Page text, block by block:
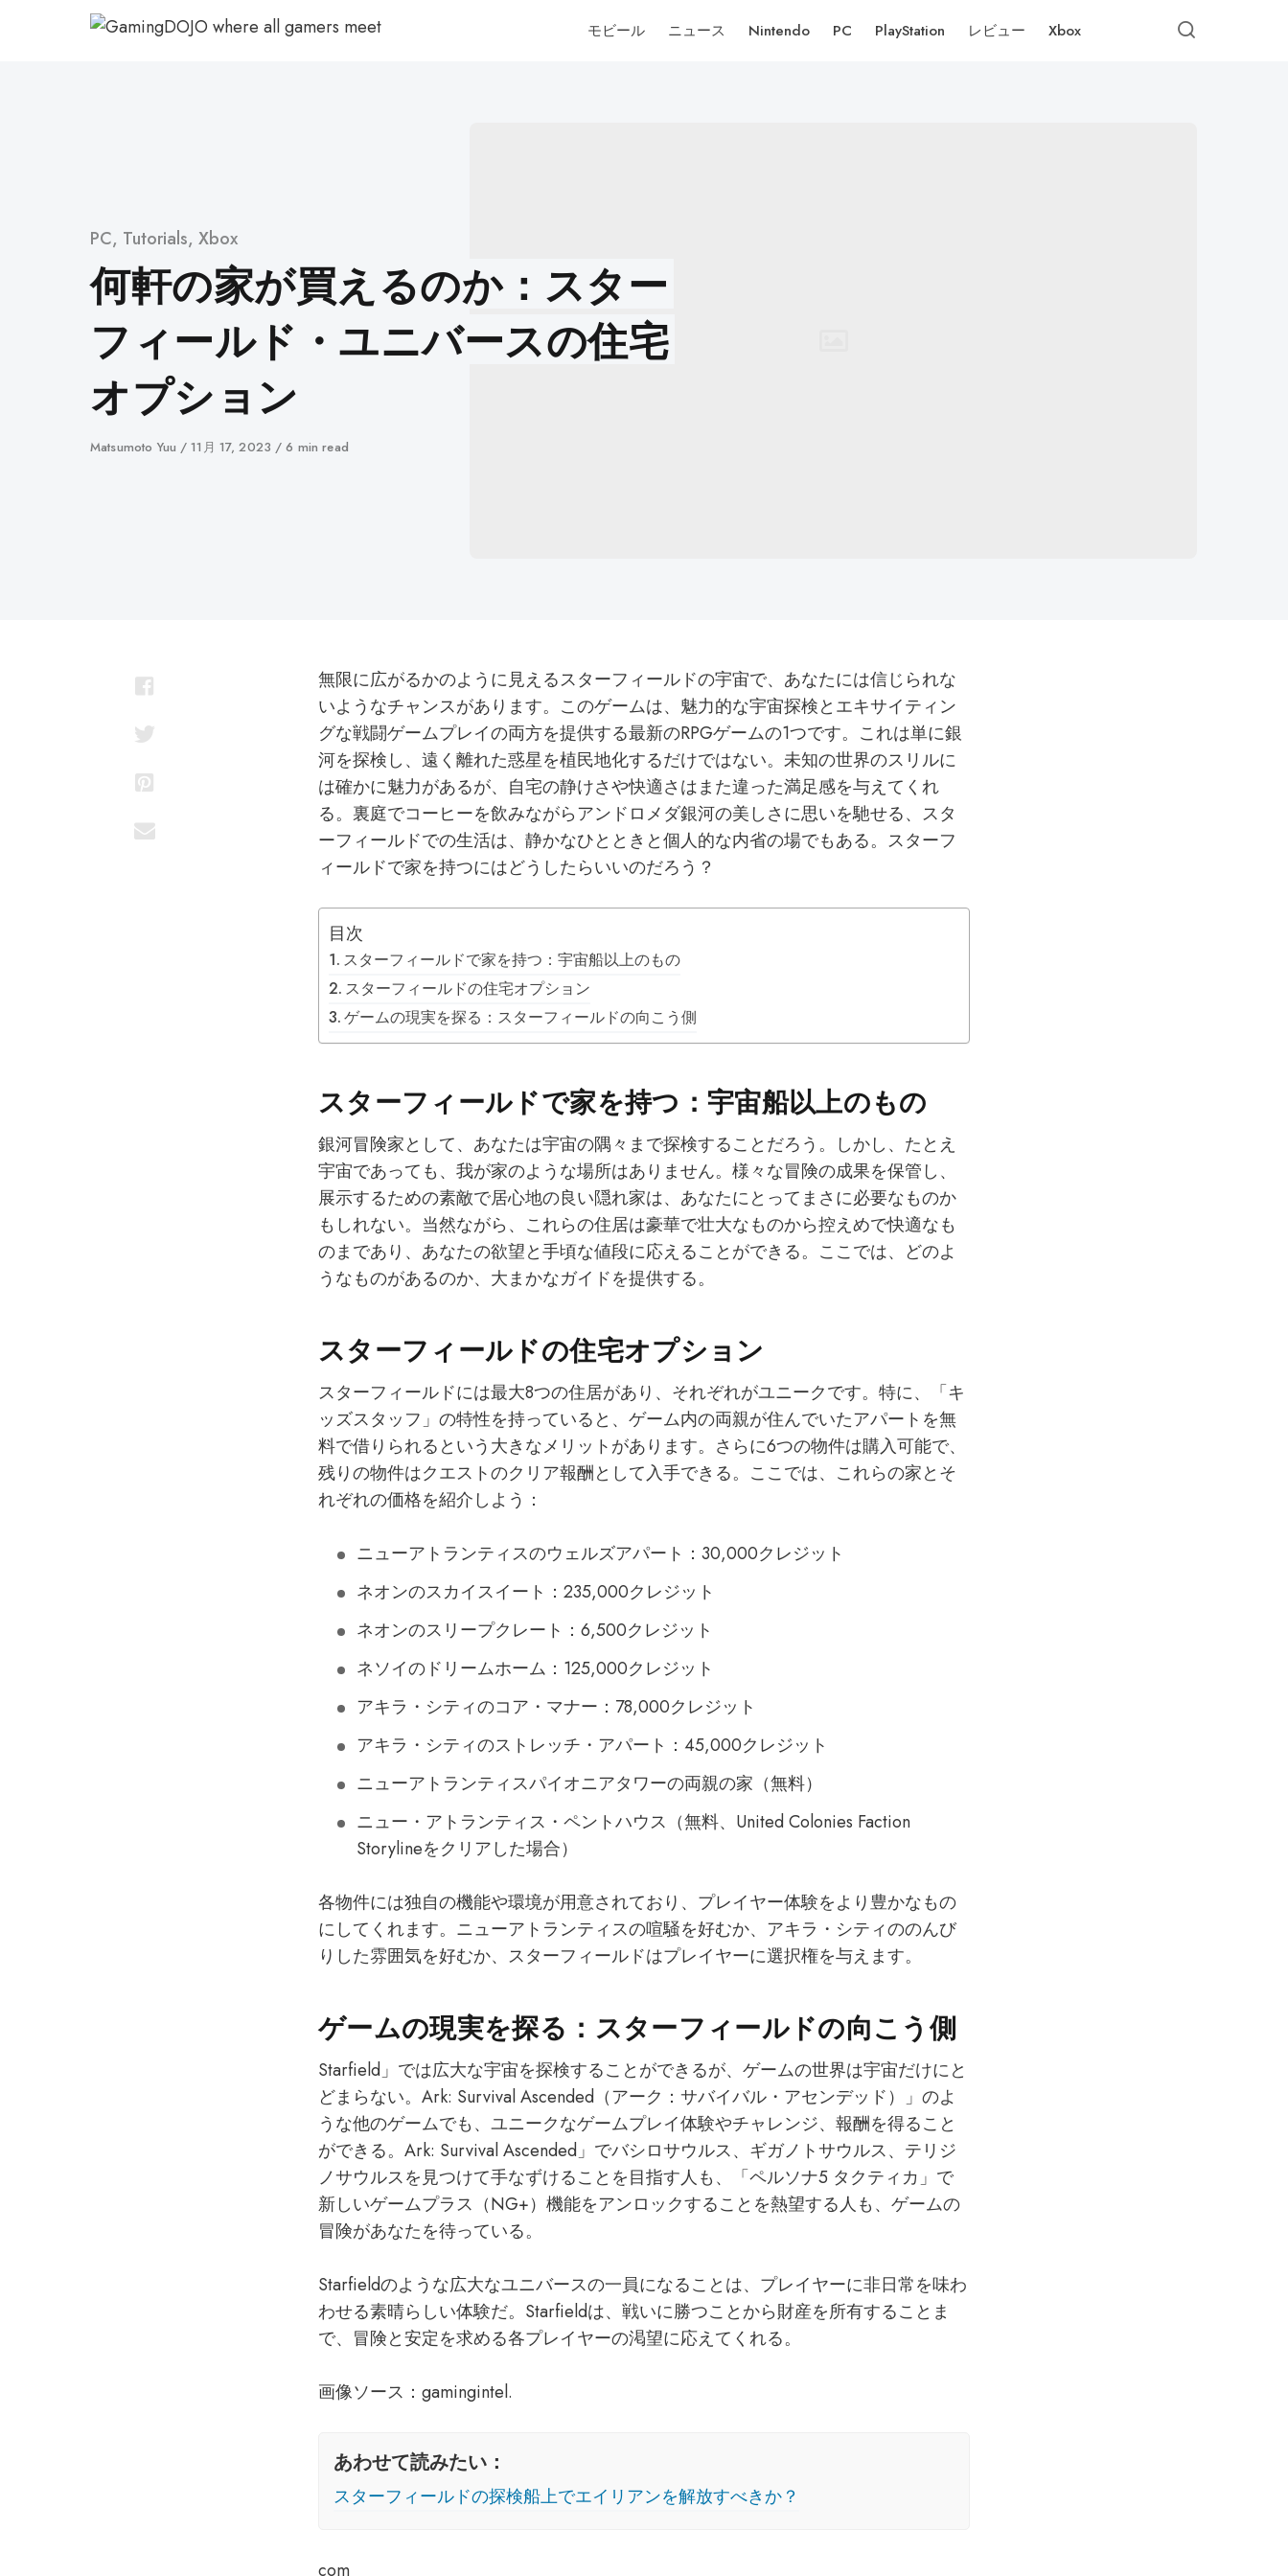
モビール ニュース Nintendo PC PlayStation レビュー Xbox
カ
テ
ゴ
ー
PC, Tutorials, Xbox
何軒の家が買えるのか：スター
フィールド・ユニバースの住宅
オプション
著
Matsumoto Yuu
に
11月 17, 2023 6 min read
無限に広がるかのように見えるスターフィールドの宇宙で、あなたには信じられな
いようなチャンスがあります。このゲームは、魅力的な宇宙探検とエキサイティン
グな戦闘ゲームプレイの両方を提供する最新のRPGゲームの1つです。これは単に銀
河を探検し、遠く離れた惑星を植民地化するだけではない。未知の世界のスリルに
は確かに魅力があるが、自宅の静けさや快適さはまた違った満足感を与えてくれ
る。裏庭でコーヒーを飲みながらアンドロメダ銀河の美しさに思いを馳せる、スタ
ーフィールドでの生活は、静かなひとときと個人的な内省の場でもある。スターフ
ィールドで家を持つにはどうしたらいいのだろう？
目次
スターフィールドで家を持つ：宇宙船以上のもの
スターフィールドの住宅オプション
ゲームの現実を探る：スターフィールドの向こう側
スターフィールドで家を持つ：宇宙船以上のもの
銀河冒険家として、あなたは宇宙の隅々まで探検することだろう。しかし、たとえ
宇宙であっても、我が家のような場所はありません。様々な冒険の成果を保管し、
展示するための素敵で居心地の良い隠れ家は、あなたにとってまさに必要なものか
もしれない。当然ながら、これらの住居は豪華で壮大なものから控えめで快適なも
のまであり、あなたの欲望と手頃な値段に応えることができる。ここでは、どのよ
うなものがあるのか、大まかなガイドを提供する。
スターフィールドの住宅オプション
スターフィールドには最大8つの住居があり、それぞれがユニークです。特に、「キ
ッズスタッフ」の特性を持っていると、ゲーム内の両親が住んでいたアパートを無
料で借りられるという大きなメリットがあります。さらに6つの物件は購入可能で、
残りの物件はクエストのクリア報酬として入手できる。ここでは、これらの家とそ
れぞれの価格を紹介しよう：
ニューアトランティスのウェルズアパート：30,000クレジット
ネオンのスカイスイート：235,000クレジット
ネオンのスリープクレート：6,500クレジット
ネソイのドリームホーム：125,000クレジット
アキラ・シティのコア・マナー：78,000クレジット
アキラ・シティのストレッチ・アパート：45,000クレジット
ニューアトランティスパイオニアタワーの両親の家（無料）
ニュー・アトランティス・ペントハウス（無料、United Colonies Faction
Storylineをクリアした場合）
各物件には独自の機能や環境が用意されており、プレイヤー体験をより豊かなもの
にしてくれます。ニューアトランティスの喧騒を好むか、アキラ・シティののんび
りした雰囲気を好むか、スターフィールドはプレイヤーに選択権を与えます。
ゲームの現実を探る：スターフィールドの向こう側
Starfield」では広大な宇宙を探検することができるが、ゲームの世界は宇宙だけにと
どまらない。Ark: Survival Ascended（アーク：サバイバル・アセンデッド）」のよ
うな他のゲームでも、ユニークなゲームプレイ体験やチャレンジ、報酬を得ること
ができる。Ark: Survival Ascended」でバシロサウルス、ギガノトサウルス、テリジ
ノサウルスを見つけて手なずけることを目指す人も、「ペルソナ5 タクティカ」で
新しいゲームプラス（NG+）機能をアンロックすることを熱望する人も、ゲームの
冒険があなたを待っている。
Starfieldのような広大なユニバースの一員になることは、プレイヤーに非日常を味わ
わせる素晴らしい体験だ。Starfieldは、戦いに勝つことから財産を所有することま
で、冒険と安定を求める各プレイヤーの渇望に応えてくれる。
画像ソース：gamingintel.
あわせて読みたい：
スターフィールドの探検船上でエイリアンを解放すべきか？
com